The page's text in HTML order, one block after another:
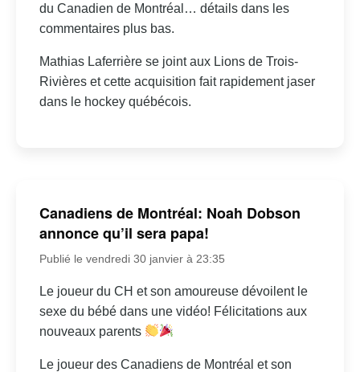
du Canadien de Montréal… détails dans les
commentaires plus bas.
Mathias Laferrière se joint aux Lions de Trois-
Rivières et cette acquisition fait rapidement jaser
dans le hockey québécois.
Canadiens de Montréal: Noah Dobson
annonce qu’il sera papa!
Publié le vendredi 30 janvier à 23:35
Le joueur du CH et son amoureuse dévoilent le
sexe du bébé dans une vidéo! Félicitations aux
nouveaux parents
Le joueur des Canadiens de Montréal et son